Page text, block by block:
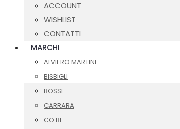
ACCOUNT
WISHLIST
CONTATTI
MARCHI
ALVIERO MARTINI
BISBIGLI
BOSSI
CARRARA
CO.BI